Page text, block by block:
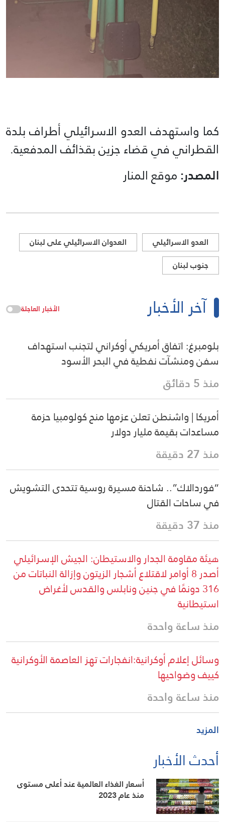
كما واستهدف العدو الاسرائيلي أطراف بلدة
القطراني في قضاء جزين بقذائف المدفعية.
المصدر:موقع المنار
العدو الاسرائيلي
العدوان الاسرائيلي على لبنان
جنوب لبنان
آخر الأخبار الأخبار العاجلة
بلومبرغ: اتفاق أمريكي أوكراني لتجنب استهداف
سفن ومنشآت نفطية في البحر الأسود
منذ 5 دقائق
أمريكا | واشنطن تعلن عزمها منح كولومبيا حزمة
مساعدات بقيمة مليار دولار
منذ 27 دقيقة
“فوردالاك”.. شاحنة مسيرة روسية تتحدى التشويش
في ساحات القتال
منذ 37 دقيقة
هيئة مقاومة الجدار والاستيطان: الجيش الإسرائيلي
أصدر 8 أوامر لاقتلاع أشجار الزيتون وإزالة النباتات من
316 دونمًا في جنين ونابلس والقدس لأغراض
استيطانية
منذ ساعة واحدة
وسائل إعلام أوكرانية:انفجارات تهز العاصمة الأوكرانية
كييف وضواحيها
منذ ساعة واحدة
المزيد
أحدث الأخبار
أسعار الغذاء العالمية عند أعلى مستوى
منذ عام 2023